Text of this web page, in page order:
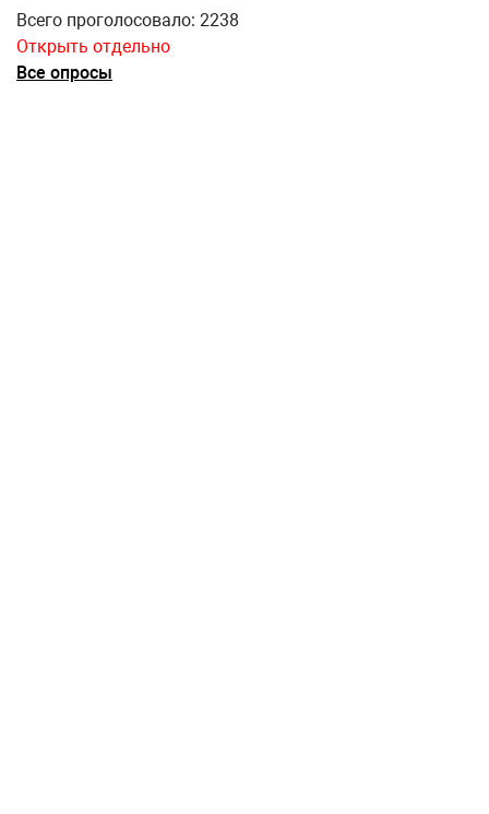
Всего проголосовало: 2238
Открыть отдельно
Все опросы